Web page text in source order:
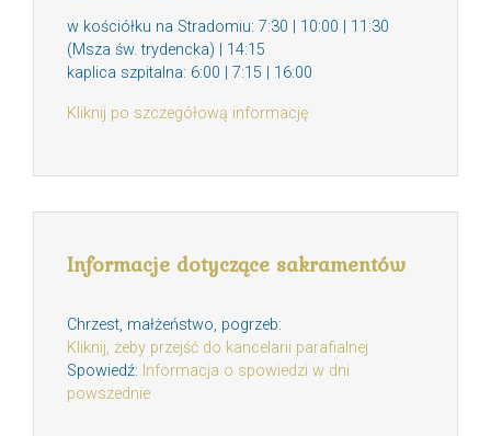
w kościółku na Stradomiu: 7:30 | 10:00 | 11:30
(Msza św. trydencka) | 14:15
kaplica szpitalna: 6:00 | 7:15 | 16:00
Kliknij po szczegółową informację
Informacje dotyczące sakramentów
Chrzest, małżeństwo, pogrzeb:
Kliknij, żeby przejść do kancelarii parafialnej
Spowiedź: Informacja o spowiedzi w dni
powszednie